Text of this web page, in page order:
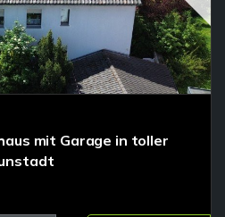
mit Garage in toller